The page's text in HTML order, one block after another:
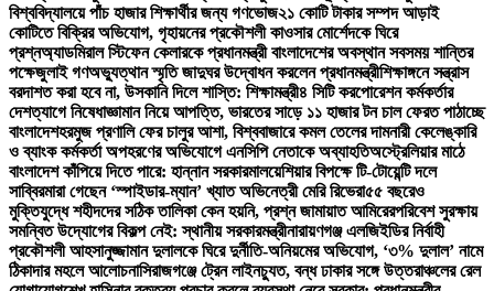
বিশ্ববিদ্যালয়ে পাঁচ হাজার শিক্ষার্থীর জন্য গণভোজ২১ কোটি টাকার সম্পদ আড়াই
কোটিতে বিক্রির অভিযোগ, গৃহায়নের প্রকৌশলী কাওসার মোর্শেদকে ঘিরে
প্রশ্নঅ্যাডমিরাল স্টিফেন কেলারকে প্রধানমন্ত্রী বাংলাদেশের অবস্থান সবসময় শান্তির
পক্ষেজুলাই গণঅভ্যুত্থান স্মৃতি জাদুঘর উদ্বোধন করলেন প্রধানমন্ত্রীশিক্ষাঙ্গনে সন্ত্রাস
বরদাশত করা হবে না, উসকানি দিলে শাস্তি: শিক্ষামন্ত্রী৪ সিটি করপোরেশন কর্মকর্তার
দেশত্যাগে নিষেধাজ্ঞামান নিয়ে আপত্তি, ভারতের সাড়ে ১১ হাজার টন চাল ফেরত পাঠাচ্ছে
বাংলাদেশহরমুজ প্রণালি ফের চালুর আশা, বিশ্ববাজারে কমল তেলের দামনারী কেলেঙ্কারি
ও ব্যাংক কর্মকর্তা অপহরণের অভিযোগে এনসিপি নেতাকে অব্যাহতিঅস্ট্রেলিয়ার মাঠে
বাংলাদেশ কাঁপিয়ে দিতে পারে: হান্নান সরকারমালয়েশিয়ার বিপক্ষে টি-টোয়েন্টি দলে
সাব্বিরমারা গেছেন ‘স্পাইডার-ম্যান’ খ্যাত অভিনেত্রী মেরি রিভেরা৫৫ বছরেও
মুক্তিযুদ্ধে শহীদদের সঠিক তালিকা কেন হয়নি, প্রশ্ন জামায়াত আমিরেরপরিবেশ সুরক্ষায়
সমন্বিত উদ্যোগের বিকল্প নেই: স্থানীয় সরকারমন্ত্রীনারায়ণগঞ্জ এলজিইডির নির্বাহী
প্রকৌশলী আহসানুজ্জামান দুলালকে ঘিরে দুর্নীতি-অনিয়মের অভিযোগ, ‘৩% দুলাল’ নামে
ঠিকাদার মহলে আলোচনাসিরাজগঞ্জে ট্রেন লাইনচ্যুত, বন্ধ ঢাকার সঙ্গে উত্তরাঞ্চলের রেল